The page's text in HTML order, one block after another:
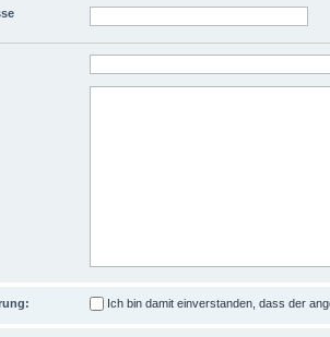
Ich bin damit einverstanden, dass der